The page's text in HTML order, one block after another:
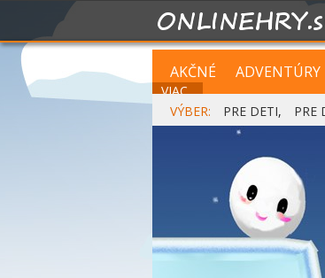
AKČNÉ ADVENTÚRY
VIAC...
VÝBER:
PRE DETI, PRE